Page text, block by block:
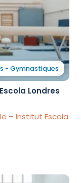
- Gymnastiques
Londres
– Institut Escola